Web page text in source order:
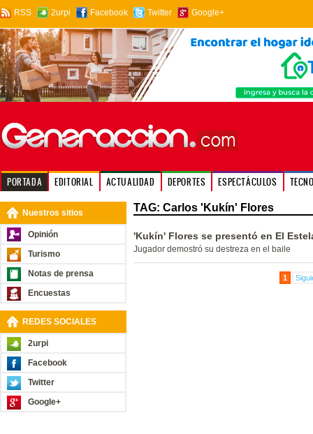
RSS 2urpi Facebook Twitter Google+
PORTADA EDITORIAL ACTUALIDAD DEPORTES ESPECTÁCULOS
Nuestros sitios
Opinión
Turismo
Notas de prensa
Encuestas
REDES SOCIALES
2urpi
Facebook
Twitter
Google+
TAG: Carlos 'Kukín' Flores
'Kukín' Flores se presentó en El
Jugador demostró su destreza en el baile
1